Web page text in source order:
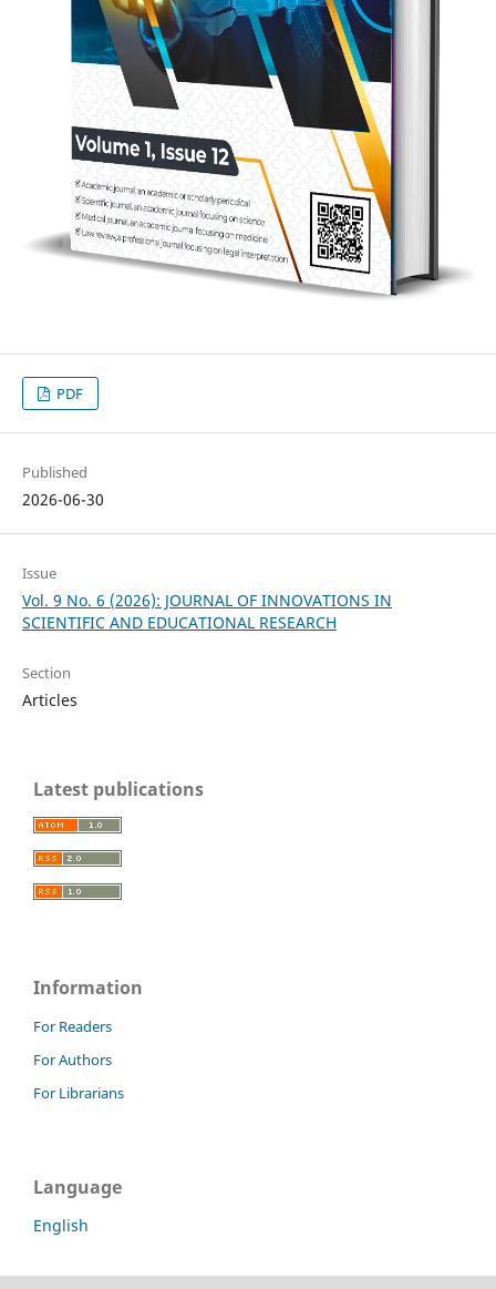
PDF
Published
2026-06-30
Issue
Vol. 9 No. 6 (2026): JOURNAL OF INNOVATIONS IN
SCIENTIFIC AND EDUCATIONAL RESEARCH
Section
Articles
Latest publications
Information
For Readers
For Authors
For Librarians
Language
English